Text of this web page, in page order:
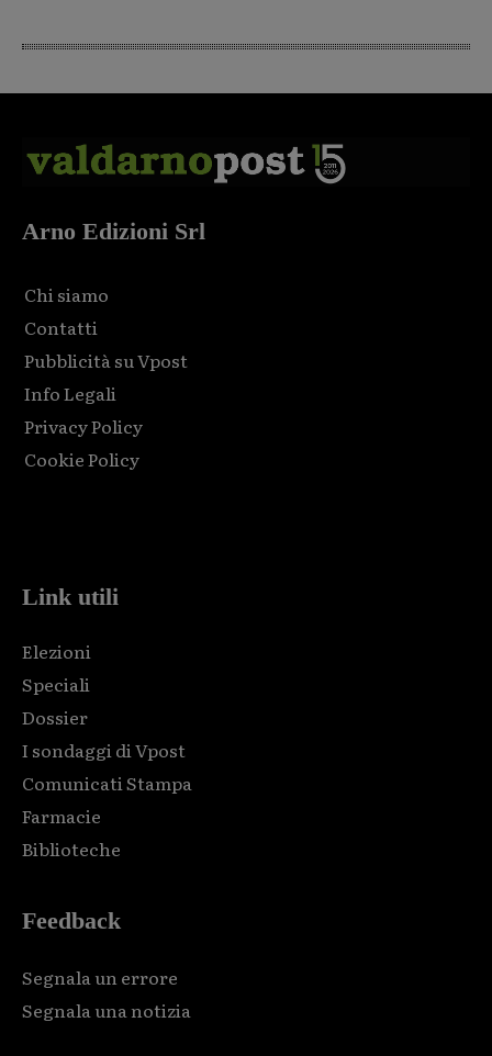
Arno Edizioni Srl
Chi siamo
Contatti
Pubblicità su Vpost
Info Legali
Privacy Policy
Cookie Policy
Link utili
Elezioni
Speciali
Dossier
I sondaggi di Vpost
Comunicati Stampa
Farmacie
Biblioteche
Feedback
Segnala un errore
Segnala una notizia